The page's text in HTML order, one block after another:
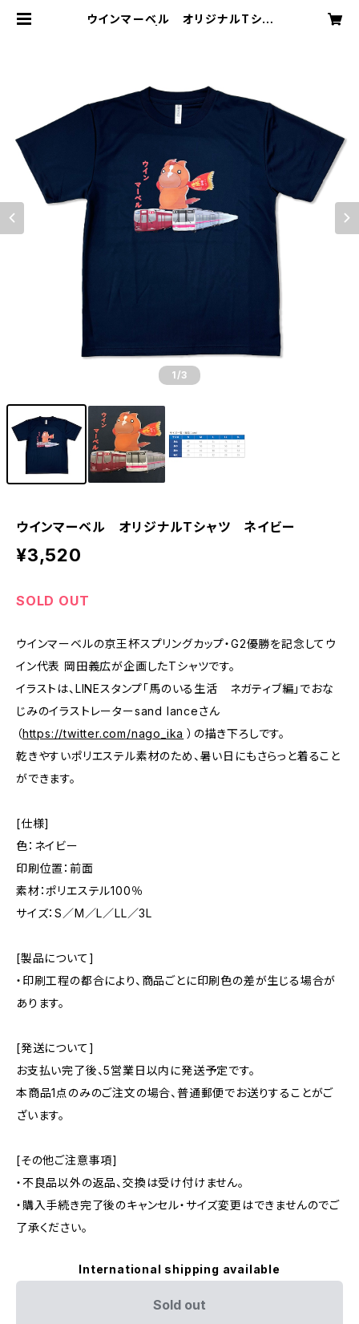
ウインマーベル オリジナルTシャ
1 /3
ウインマーベル オリジナルTシャツ ネイビー
¥3,520
SOLD OUT
ウインマーベルの京王杯スプリングカップ・G2優勝を記念してウ
イン代表 岡田義広が企画したTシャツです。
イラストは、LINEスタンプ「馬のいる生活 ネガティブ編」でおな
じみのイラストレーターsand lanceさん
（https://twitter.com/nago_ika ）の描き下ろしです。
乾きやすいポリエステル素材のため、暑い日にもさらっと着ること
ができます。
[仕様]
色：ネイビー
印刷位置：前面
素材：ポリエステル100％
サイズ：S／M／L／LL／3L
[製品について]
・印刷工程の都合により、商品ごとに印刷色の差が生じる場合が
あります。
[発送について]
お支払い完了後、5営業日以内に発送予定です。
本商品1点のみのご注文の場合、普通郵便でお送りすることがご
ざいます。
[その他ご注意事項]
・不良品以外の返品、交換は受け付けません。
・購入手続き完了後のキャンセル・サイズ変更はできませんのでご
了承ください。
International shipping available
Sold out